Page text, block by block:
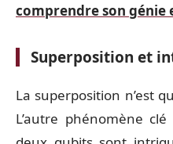
comprendre son génie
Superposition et
La superposition n’est
L’autre phénomène clé